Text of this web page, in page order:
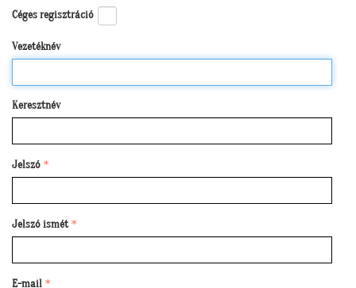
Céges regisztráció
Vezetéknév
Keresztnév
Jelszó
Jelszó ismét
E-mail